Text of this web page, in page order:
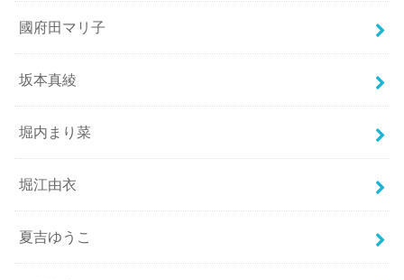
國府田マリ子
坂本真綾
堀内まり菜
堀江由衣
夏吉ゆうこ